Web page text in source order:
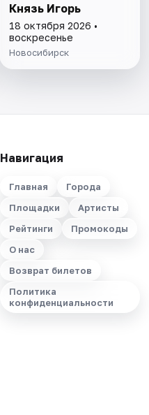
Князь Игорь
18 октября 2026 •
воскресенье
Новосибирск
Навигация
Главная
Города
Площадки
Артисты
Рейтинги
Промокоды
О нас
Возврат билетов
Политика
конфиденциальности